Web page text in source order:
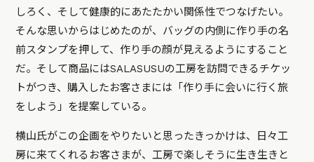
しろく、そして健康的にあたたかい関係性でつなげたい。
そんな思いからはじめたのが、バッグの内側に作り手の名
前スタンプを押して、作り手の顔が見えるようにすること
だ。そして商品にはSALASUSUの工房を訪問できるチケッ
トがつき、購入したお客さまには「作り手に会いに行く旅
をしよう」を提案している。
横山氏がこの企画をやりたいと思ったきっかけは、日々工
房に来てくれるお客さまが、工房で楽しそうに生き生きと